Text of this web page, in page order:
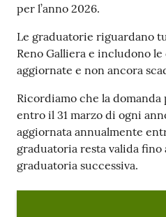
per l’anno 2026.
Le graduatorie riguardano
Reno Galliera e includono
aggiornate e non ancora
Ricordiamo che la
entro il 31 marzo di ogni
aggiornata annualmente
graduatoria resta valida
graduatoria successiva.